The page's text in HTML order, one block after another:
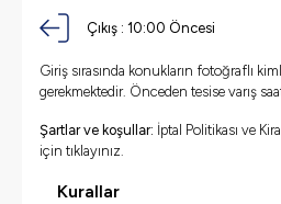
Çıkış : 10:00 Öncesi
Giriş sırasında konukların fotoğraflı
gerekmektedir. Önceden tesise varış
Şartlar ve koşullar: İptal Politikası ve
için tıklayınız.
Kurallar